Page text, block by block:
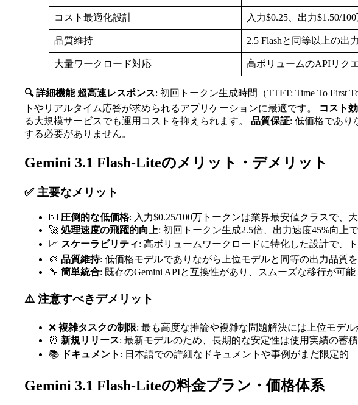
コスト最適化設計 入力$0.25、出力$1.50/
品質維持 2.5 Flashと同等以上の出
大量ワークロード対応 高ボリュームのAPIリク
🔍 詳細機能 超高速レスポンス: 初回トークン生成時間（TTFT: Time To First
トやリアルタイム応答が求められるアプリケーションに最適です。
コスト
る大規模サービスでも運用コストを抑えられます。 品質保証: 低価格であり
する必要がありません。
Gemini 3.1 Flash-Liteのメリット・デメリット
✅ 主要なメリット
💵 圧倒的な低価格: 入力$0.25/100万トークンは業界最安値クラスで、
🚀 処理速度の飛躍的向上: 初回トークン生成2.5倍、出力速度45%向上
📈 スケーラビリティ: 高ボリュームワークロードに特化した設計で、
🎨 品質維持: 低価格モデルでありながら上位モデルと同等の出力品質
🔧 簡単統合: 既存のGemini APIと互換性があり、スムーズな移行が可能
⚠️ 注意すべきデメリット
❌ 複雑タスクの制限: 最も高度な推論や複雑な問題解決には上位モデ
⏰ 新規リリース: 最新モデルのため、長期的な安定性は使用実績の蓄
📚
ドキュメント : 日本語での詳細なドキュメントや事例がまだ限定的
Gemini 3.1 Flash-Liteの料金プラン・価格体系